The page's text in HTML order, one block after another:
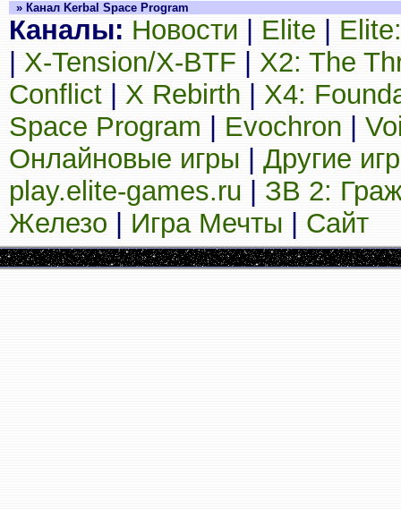
» Канал Kerbal Space Program
Каналы: Новости Elite
X-Tension/X-BTF
X2: The
Conflict
X Rebirth
X4:
Space Program
Evochron
Онлайновые игры
Другие
play.elite-games.ru
ЗВ 2:
Железо
Игра Мечты Сайт